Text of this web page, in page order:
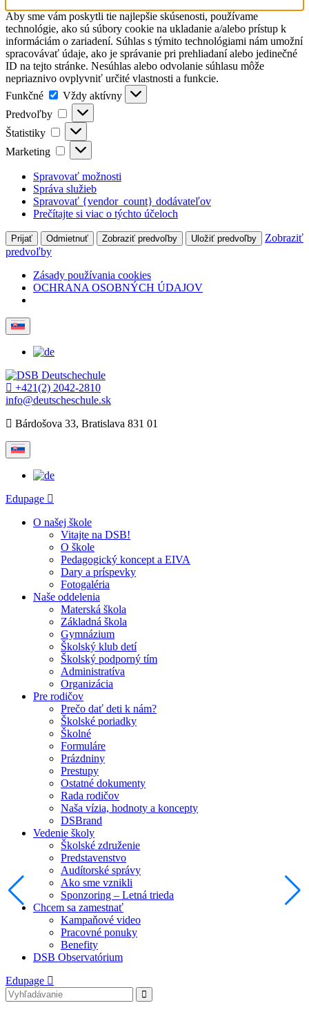
Aby sme vám poskytli tie najlepšie skúsenosti, používame
technológie, ako sú súbory cookie na ukladanie a/alebo prístup k
informáciám o zariadení. Súhlas s týmito technológiami nám umožní
spracovávať údaje, ako je správanie pri prehliadaní alebo jedinečné
ID na tejto stránke. Nesúhlas alebo odvolanie súhlasu môže
nepriaznivo ovplyvniť určité vlastnosti a funkcie.
Funkčné
Funkčné
Vždy aktívny
Predvoľby
Predvoľby
Štatistiky Štatistiky
Marketing Marketing
Spravovať možnosti
Správa služieb
Spravovať {vendor_count} dodávateľov
Prečítajte si viac o týchto účeloch
Prijať Odmietnuť Zobraziť predvoľby Uložiť predvoľby
Zobraziť
predvoľby
Zásady používania cookies
OCHRANA OSOBNÝCH ÚDAJOV
+421(2) 2042-2810
info@deutscheschule.sk
Bárdošova 33, Bratislava 831 01
Edupage
O našej škole
Vitajte na DSB!
O škole
Pedagogický koncept a EIVA
Dary a príspevky
Fotogaléria
Naše oddelenia
Materská škola
Základná škola
Gymnázium
Školský klub detí
Školský podporný tím
Administratíva
Organizácia
Pre rodičov
Prečo dať deti k nám?
Školské poriadky
Školné
Formuláre
Prázdniny
Prestupy
Ostatné dokumenty
Rada rodičov
Naša vízia, hodnoty a koncepty
DSBrand
Vedenie školy
Školské združenie
Predstavenstvo
Audítorské správy
Ako sme vznikli
Sponzoring – Letná trieda
Chcem sa zamestnať
Kampaňové video
Pracovné ponuky
Benefity
DSB Observatórium
Edupage